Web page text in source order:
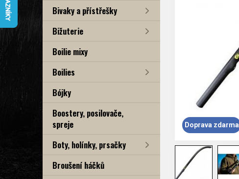
Bivaky a přístřešky
Bižuterie
Boilie mixy
Boilies
Bójky
Boostery, posilovače,
spreje
Boty, holínky, prsačky
Broušení háčků
Doprava zdarma